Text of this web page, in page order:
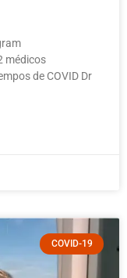
médicos
de COVID Dr
COVID-19